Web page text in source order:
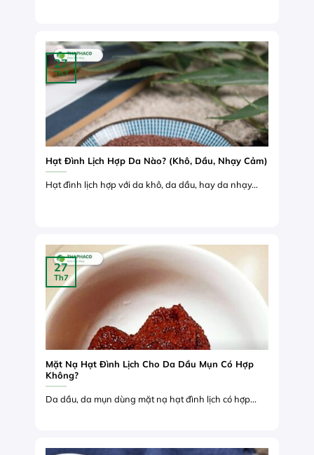
Hạt Đình Lịch Hợp Da Nào? (Khô, Dầu, Nhạy Cảm)
Hạt đình lịch hợp với da khô, da dầu, hay da nhạy...
27
Th7
Mặt Nạ Hạt Đình Lịch Cho Da Dầu Mụn Có Hợp
Không?
Da dầu, da mụn dùng mặt nạ hạt đình lịch có hợp...
27
Th7